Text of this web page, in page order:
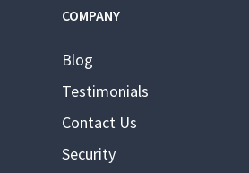
COMPANY
Blog
Testimonials
Contact Us
Security